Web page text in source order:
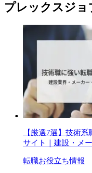
プレックスジョ
【厳選7選】技術
サイト｜建設・メ
転職お役立ち情報